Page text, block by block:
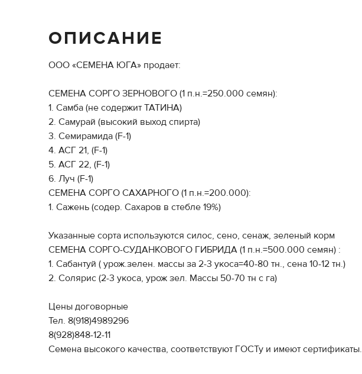
ОПИСАНИЕ
ООО «СЕМЕНА ЮГА» продает:
СЕМЕНА СОРГО ЗЕРНОВОГО (1 п.н.=250.000 семян):
1. Самба (не содержит ТАТИНА)
2. Самурай (высокий выход спирта)
3. Семирамида (F-1)
4. АСГ 21, (F-1)
5. АСГ 22, (F-1)
6. Луч (F-1)
СЕМЕНА СОРГО САХАРНОГО (1 п.н.=200.000):
1. Сажень (содер. Сахаров в стебле 19%)
Указанные сорта используются силос, сено, сенаж, зеленый корм
СЕМЕНА СОРГО-СУДАНКОВОГО ГИБРИДА (1 п.н.=500.000 семян) :
1. Сабантуй ( урож.зелен. массы за 2-3 укоса=40-80 тн., сена 10-12 тн.)
2. Солярис (2-3 укоса, урож зел. Массы 50-70 тн с га)
Цены договорные
Тел. 8(918)4989296
8(928)848-12-11
Семена высокого качества, соответствуют ГОСТу и имеют сертификаты.